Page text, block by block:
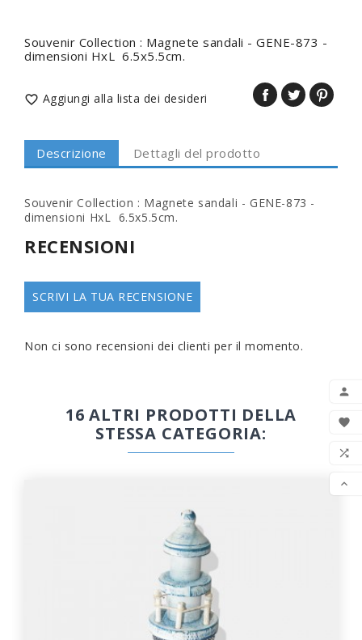




Souvenir Collection : Magnete sandali - GENE-873 -
dimensioni HxL 6.5x5.5cm.
 Aggiungi alla lista dei desideri
Descrizione Dettagli del prodotto
Souvenir Collection : Magnete sandali - GENE-873 -
dimensioni HxL 6.5x5.5cm.
RECENSIONI
SCRIVI LA TUA RECENSIONE
Non ci sono recensioni dei clienti per il momento.
16 ALTRI PRODOTTI DELLA
STESSA CATEGORIA: